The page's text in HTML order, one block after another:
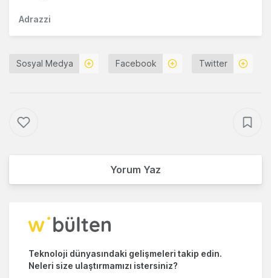
Adrazzi
Sosyal Medya Facebook Twitter
Yorum Yaz
Teknoloji dünyasındaki gelişmeleri takip edin.
Neleri size ulaştırmamızı istersiniz?